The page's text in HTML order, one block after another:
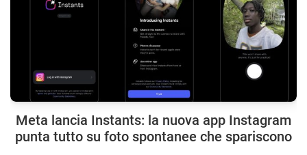
Meta lancia Instants: la nuova app Instagram
punta tutto su foto spontanee che spariscono